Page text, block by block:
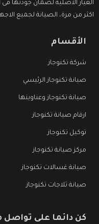
الغيار الاصلية لضمان جودتها
اكثر من مرة، الصيانة لجميع
الأقسام
شركة تكنوجاز
صيانة تكنوجاز الرئيسي
صيانة تكنوجاز وعناوينها
ارقام صيانة تكنوجاز
توكيل تكنوجاز
مركز صيانة تكنوجاز
صيانة غسالات تكنوجاز
صيانة ثلاجات تكنوجاز
كن دائما على تواصل